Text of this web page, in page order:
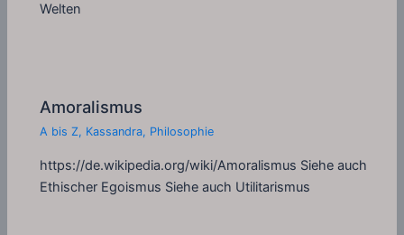
Welten
Amoralismus
A bis Z, Kassandra, Philosophie
https://de.wikipedia.org/wiki/Amoralismus Siehe auch
Ethischer Egoismus Siehe auch Utilitarismus